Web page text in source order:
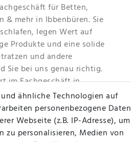
für Betten,
& mehr in Ibbenbüren. Sie
legen Wert auf
Produkte und eine solide
und andere
Sie bei uns genau richtig.
im Fachgeschäft in
Sie gerne!
ähnliche Technologien auf
personenbezogene Daten
Webseite (z.B. IP-Adresse), um
zu personalisieren, Medien von